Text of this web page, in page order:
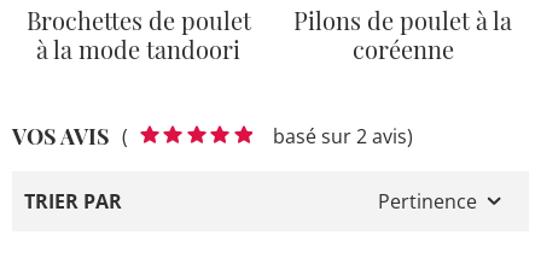
Brochettes de poulet
à la mode tandoori
Pilons de poulet à la
coréenne
VOS AVIS ( basé sur 2 avis)
TRIER PAR Pertinence